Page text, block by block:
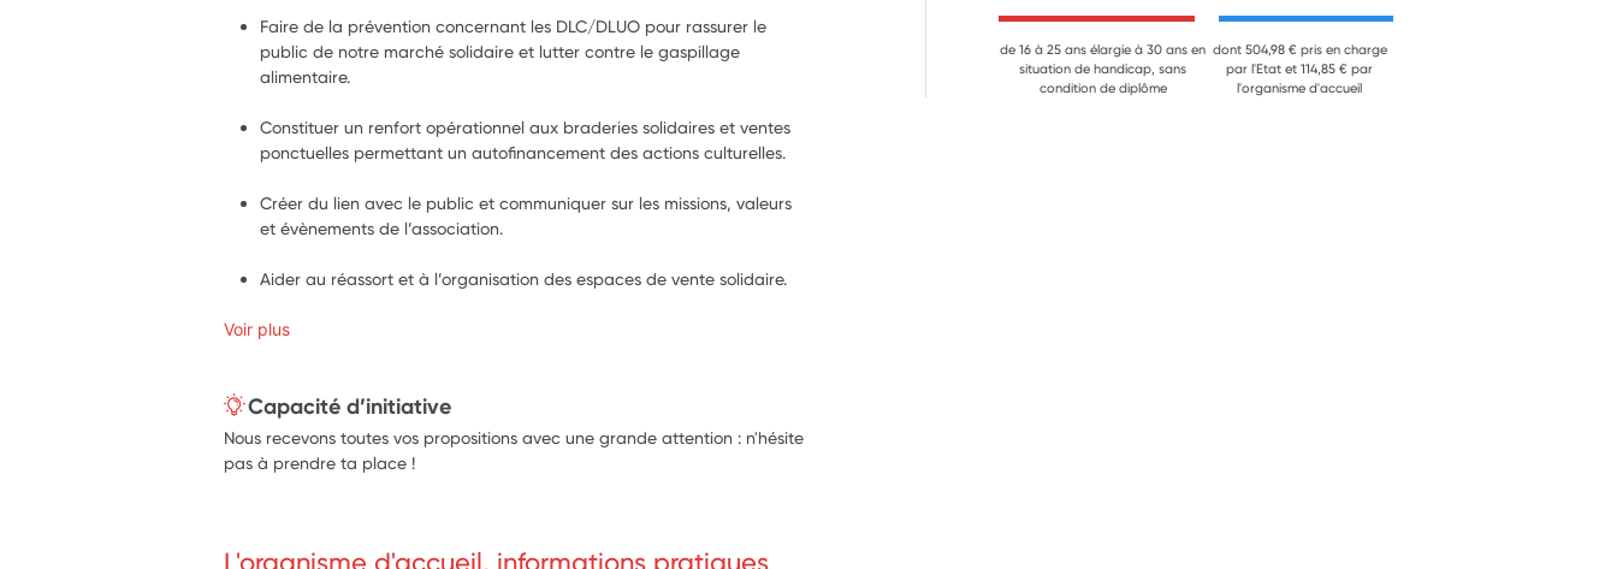
Faire de la prévention concernant les DLC/DLUO pour rassurer le
public de notre marché solidaire et lutter contre le gaspillage
alimentaire.
Constituer un renfort opérationnel aux braderies solidaires et ventes
ponctuelles permettant un autofinancement des actions culturelles.
Créer du lien avec le public et communiquer sur les missions, valeurs
et évènements de l’association.
Aider au réassort et à l’organisation des espaces de vente solidaire.
Voir plus
Capacité d’initiative
Nous recevons toutes vos propositions avec une grande attention : n'hésite
pas à prendre ta place !
L'organisme d'accueil, informations pratiques
de 16 à 25 ans élargie à 30 ans en
situation de handicap, sans
condition de diplôme
dont 504,98 € pris en charge
par l'Etat et 114,85 € par
l'organisme d'accueil